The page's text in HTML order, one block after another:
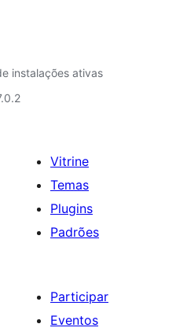
instalações ativas
Vitrine
Temas
Plugins
Padrões
Participar
Eventos